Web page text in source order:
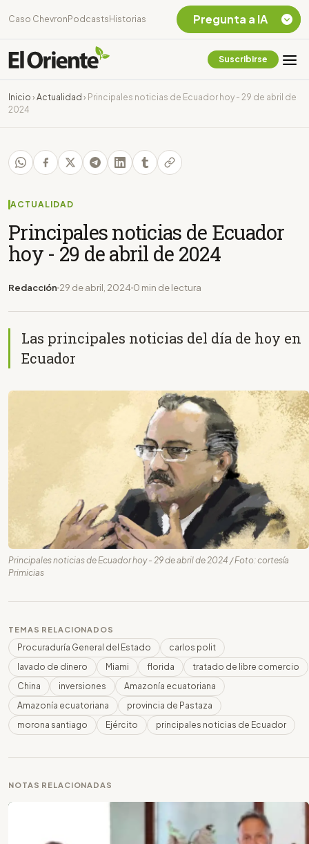
Caso Chevron Podcasts Historias
Suscribirse
Inicio › Actualidad › Principales noticias de Ecuador hoy - 29 de abril de
2024
ACTUALIDAD
Principales noticias de Ecuador
hoy - 29 de abril de 2024
Redacción 29 de abril, 2024 0 min de lectura
Las principales noticias del día de hoy en
Ecuador
Principales noticias de Ecuador hoy - 29 de abril de 2024 / Foto: cortesía
Primicias
TEMAS RELACIONADOS
Procuraduría General del Estado
carlos polit
lavado de dinero
Miami florida
tratado de libre comercio
China
inversiones
Amazonía ecuatoriana
Amazonía ecuatoriana
provincia de Pastaza
morona santiago
Ejército principales noticias de Ecuador
NOTAS RELACIONADAS
Pregunta a IA
Chevron Ecuador